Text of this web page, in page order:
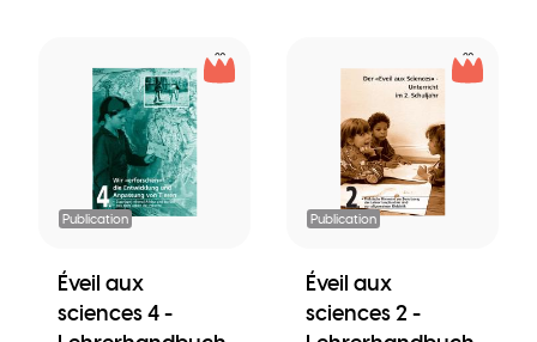
Publication
Éveil aux
sciences 4 -
Publication
Éveil aux
sciences 2 -